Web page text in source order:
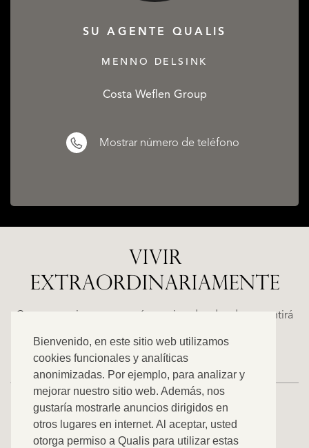
Bienvenido, en este sitio web utilizamos
cookies funcionales y analíticas
anonimizadas. Por ejemplo, para analizar y
mejorar nuestro sitio web. Además, nos
gustaría mostrarle anuncios dirigidos en
otros lugares en internet. Al aceptar, usted
otorga permiso a Qualis para utilizar estas
SU AGENTE QUALIS
MENNO DELSINK
Costa Weflen Group
Mostrar número de teléfono
VIVIR
EXTRAORDINARIAMENTE
Casas espaciosas con carácter, situadas donde se sentirá
como en casa. Descubra nuestra oferta exclusiva.
ALICANTE
RUAYA
995.000
VER TODOS NUESTROS ANUNCIOS